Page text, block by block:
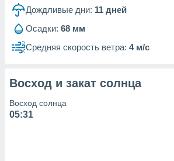
рекламы
сведения
Дождливые дни: 11 дней
Осадки: 68 мм
Средняя скорость ветра: 4 м/с
Восход и закат солнца
Восход солнца
05:31